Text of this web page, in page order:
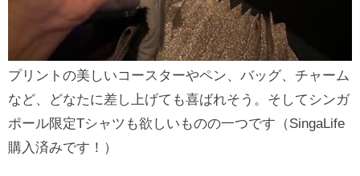
プリントの美しいコースターやペン、バッグ、チャーム
など、どなたに差し上げても喜ばれそう。そしてシンガ
ポール限定Tシャツも欲しいものの一つです（SingaLife
購入済みです！）